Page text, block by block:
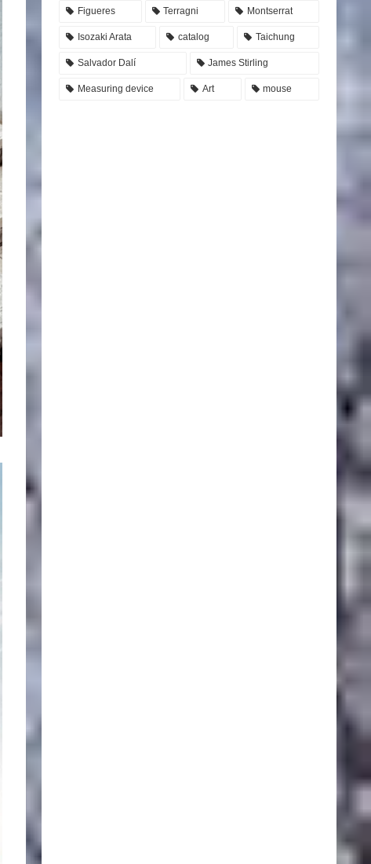
Figueres Terragni Montserrat
Isozaki Arata catalog Taichung
Salvador Dalí James Stirling
Measuring device Art mouse